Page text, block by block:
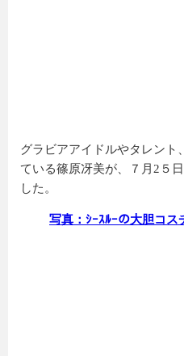
グラビアアイドルやタレント
ている篠原冴美が、７月2５
した。
写真：ｼｰｽﾙｰの大胆コス